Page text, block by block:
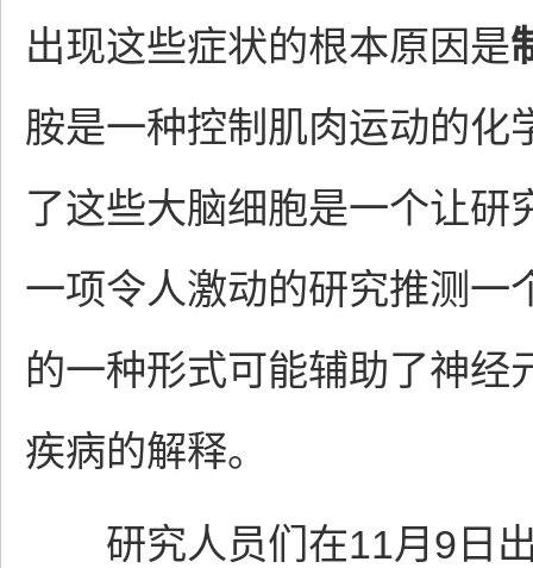
出现这些症状的根本原因是
胺是一种控制肌肉运动的化
了这些大脑细胞是一个让研
一项令人激动的研究推测
的一种形式可能辅助了神经
疾病的解释。
研究人员们在11月9日出